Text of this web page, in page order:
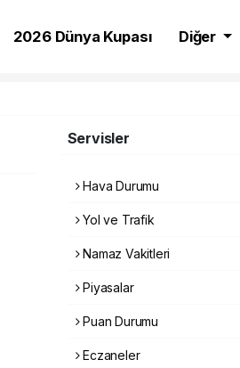
2026 Dünya Kupası
Diğer
Servisler
Hava Durumu
Yol ve Trafik
Namaz Vakitleri
Piyasalar
Puan Durumu
Eczaneler